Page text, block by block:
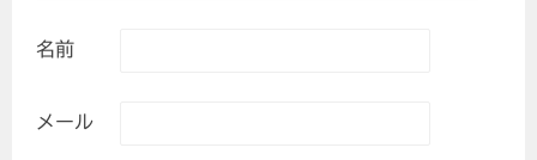
名前
メール